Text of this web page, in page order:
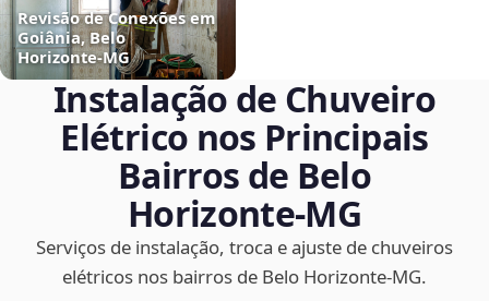
Revisão de Conexões em
Goiânia, Belo
Horizonte‑MG
Instalação de Chuveiro
Elétrico nos Principais
Bairros de Belo
Horizonte‑MG
Serviços de instalação, troca e ajuste de chuveiros
elétricos nos bairros de Belo Horizonte‑MG.